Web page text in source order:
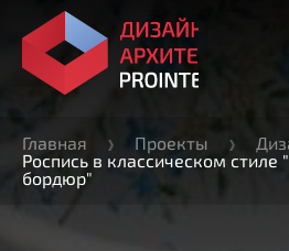
Главная Проекты
Роспись в классическом стиле
бордюр"